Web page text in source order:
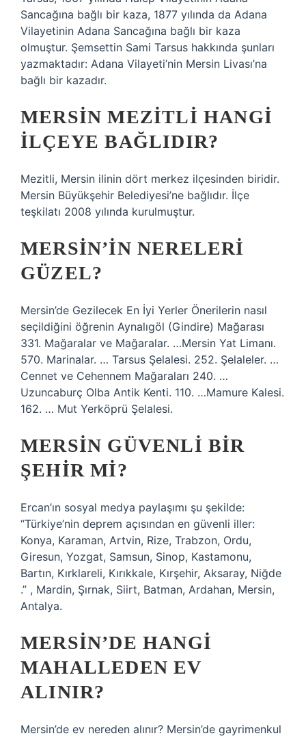
Sancağına bağlı bir kaza, 1877 yılında da Adana
Vilayetinin Adana Sancağına bağlı bir kaza
olmuştur. Şemsettin Sami Tarsus hakkında şunları
yazmaktadır: Adana Vilayeti’nin Mersin Livası’na
bağlı bir kazadır.
MERSIN MEZITLI HANGI
ILÇEYE BAĞLIDIR?
Mezitli, Mersin ilinin dört merkez ilçesinden biridir.
Mersin Büyükşehir Belediyesi’ne bağlıdır. İlçe
teşkilatı 2008 yılında kurulmuştur.
MERSIN’IN NERELERI
GÜZEL?
Mersin’de Gezilecek En İyi Yerler Önerilerin nasıl
seçildiğini öğrenin Aynalıgöl (Gindire) Mağarası
331. Mağaralar ve Mağaralar. …Mersin Yat Limanı.
570. Marinalar. … Tarsus Şelalesi. 252. Şelaleler. …
Cennet ve Cehennem Mağaraları 240. …
Uzuncaburç Olba Antik Kenti. 110. …Mamure Kalesi.
162. … Mut Yerköprü Şelalesi.
MERSIN GÜVENLI BIR
ŞEHIR MI?
Ercan’ın sosyal medya paylaşımı şu şekilde:
“Türkiye’nin deprem açısından en güvenli iller:
Konya, Karaman, Artvin, Rize, Trabzon, Ordu,
Giresun, Yozgat, Samsun, Sinop, Kastamonu,
Bartın, Kırklareli, Kırıkkale, Kırşehir, Aksaray, Niğde
.” , Mardin, Şırnak, Siirt, Batman, Ardahan, Mersin,
Antalya.
MERSIN’DE HANGI
MAHALLEDEN EV
ALINIR?
Mersin’de ev nereden alınır? Mersin’de gayrimenkul